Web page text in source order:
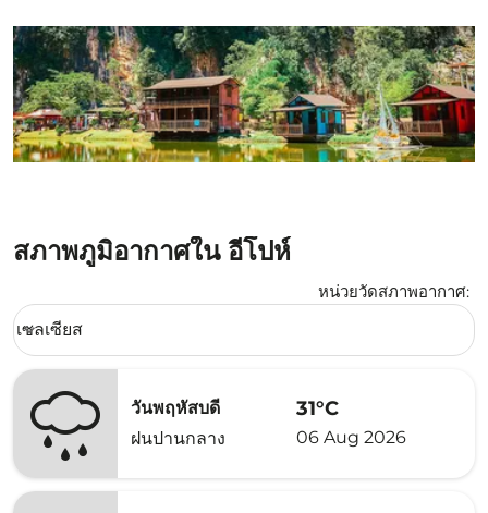
สภาพภูมิอากาศใน อีโปห์
หน่วยวัดสภาพอากาศ:
Weather unit option เซลเซียส Selected
เซลเซียส
keyboard_arrow_down
วันพฤหัสบดี
ฝนปานกลาง
31°C
06 Aug 2026